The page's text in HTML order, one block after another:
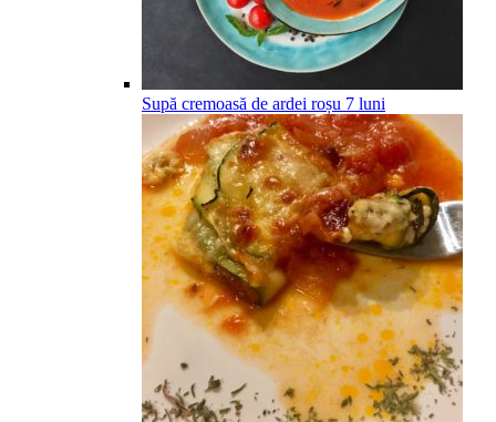
Supă cremoasă de ardei roșu 7 luni